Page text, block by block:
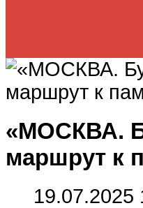
«МОСКВА.
маршрут к
19.07.2025